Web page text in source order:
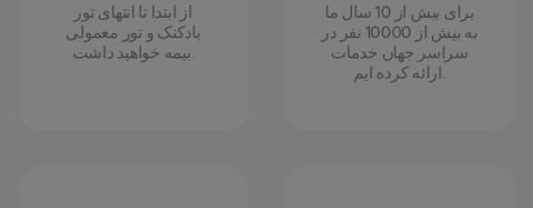
از ابتدا تا انتهای تور
بادکنک و تور معمولی
بیمه خواهید داشت.
برای بیش از 10 سال ما
به بیش از 10000 نفر در
سراسر جهان خدمات
ارائه کرده ایم.